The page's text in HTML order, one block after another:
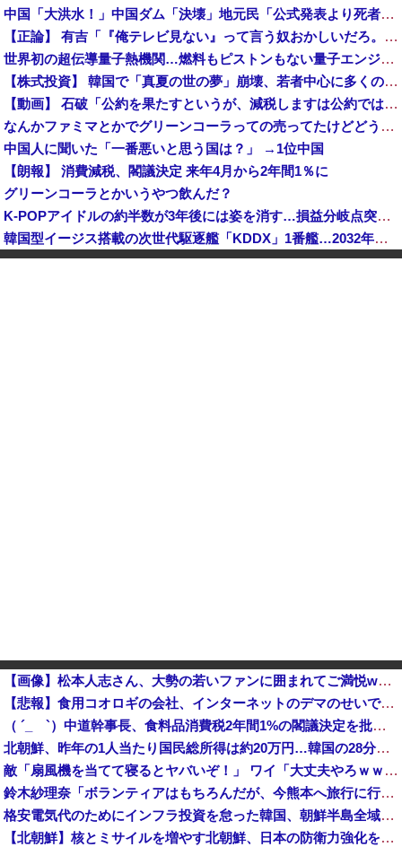
中国「大洪水！」中国ダム「決壊」地元民「公式発表より死者多い！」中国政府「住民拘束！（安否不明」中国当局「救助隊動画も削除」台風13号「三峡ダム接近中」→
【正論】 有吉「『俺テレビ見ない』って言う奴おかしいだろ。団子屋で『団子食べない』って言うか？」
世界初の超伝導量子熱機関…燃料もピストンもない量子エンジンが回った！
【株式投資】 韓国で「真夏の世の夢」崩壊、若者中心に多くの人が「人生オワタ」―中国メディア
【動画】 石破「公約を果たすというが、減税しますは公約ではない。検討を加速するというのが公約だ」
なんかファミマとかでグリーンコーラっての売ってたけどどうなん？
中国人に聞いた「一番悪いと思う国は？」 →1位中国
【朗報】 消費減税、閣議決定 来年4月から2年間1％に
グリーンコーラとかいうやつ飲んだ？
K-POPアイドルの約半数が3年後には姿を消す…損益分岐点突破は4％未満
韓国型イージス搭載の次世代駆逐艦「KDDX」1番艦…2032年竣工と公示！
玉川徹「包丁男を結果的に死刑にしたことになる」←これどう思う？？？
【画像】松本人志さん、大勢の若いファンに囲まれてご満悦wwwwwwwwwwwwww
【悲報】食用コオロギの会社、インターネットのデマのせいで倒産ｗｗｗｗｗｗｗｗｗｗｗｗ
（ ´_ゝ`）中道幹事長、食料品消費税2年間1%の閣議決定を批判 → 記者「中道改革連合は食料品消費税ゼロを公約に掲げていたが？」→ 階猛氏「
北朝鮮、昨年の1人当たり国民総所得は約20万円…韓国の28分の1！
敵「扇風機を当てて寝るとヤバいぞ！」 ワイ「大丈夫やろｗｗｗ」扇風機ポチー
鈴木紗理奈「ボランティアはもちろんだが、今熊本へ旅行に行くことも支援になる」
格安電気代のためにインフラ投資を怠った韓国、朝鮮半島全域を猛暑が直撃してしまった結果……
【北朝鮮】核とミサイルを増やす北朝鮮、日本の防衛力強化を見て突然「平和」を語り始める